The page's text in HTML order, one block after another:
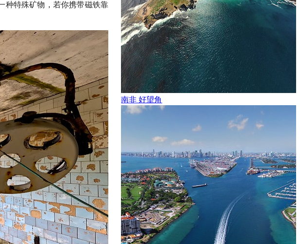
种特殊矿物，若你携带磁铁靠
南非 好望角